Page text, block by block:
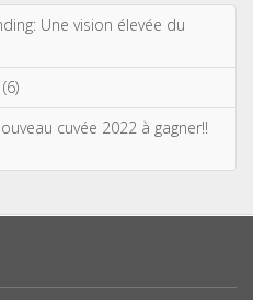
Une vision élevée du
cuvée 2022 à gagner!!